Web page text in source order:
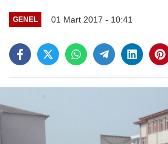
GENEL 01 Mart 2017 - 10:41